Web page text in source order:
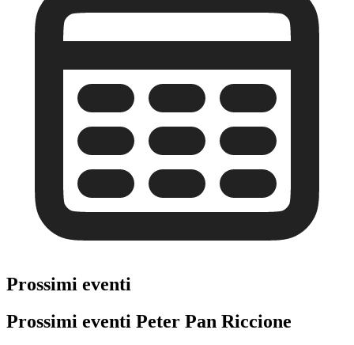
Prossimi eventi
Prossimi eventi Peter Pan Riccione